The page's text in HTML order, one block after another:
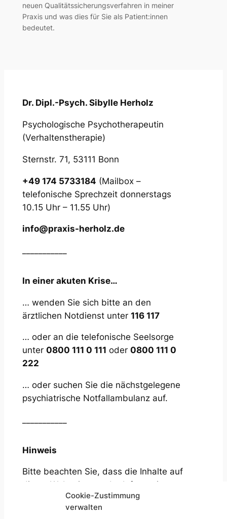
Cookie-Zustimmung
verwalten
neuen Qualitätssicherungsverfahren in meiner
Praxis und was dies für Sie als Patient:innen
bedeutet.
Dr. Dipl.-Psych. Sibylle Herholz
Psychologische Psychotherapeutin
(Verhaltenstherapie)
Sternstr. 71, 53111 Bonn
+49 174 5733184 (Mailbox –
telefonische Sprechzeit donnerstags
10.15 Uhr – 11.55 Uhr)
info@praxis-herholz.de
In einer akuten Krise…
… wenden Sie sich bitte an den
ärztlichen Notdienst unter 116 117
… oder an die telefonische Seelsorge
unter 0800 111 0 111 oder 0800 111 0
222
… oder suchen Sie die nächstgelegene
psychiatrische Notfallambulanz auf.
Hinweis
Bitte beachten Sie, dass die Inhalte auf
dieser Webseite nur der Information
über das Behandlungs- und
Beratungsangebot dienen. Bei